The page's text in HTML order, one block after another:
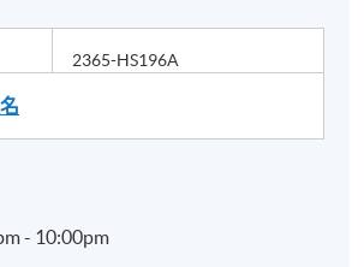
2365-HS196A
- 10:00pm